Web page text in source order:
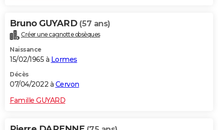
Bruno GUYARD (57 ans)
Créer une cagnotte obsèques
Naissance
15/02/1965 à Lormes
Décès
07/04/2022 à Cervon
Famille GUYARD